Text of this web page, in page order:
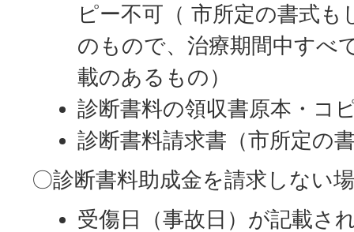
ピー不可（ 市所定の書式も
のもので、治療期間中すべ
載のあるもの）
診断書料の領収書原本・コ
診断書料請求書（市所定の
〇診断書料助成金を請求しない
受傷日（事故日）が記載さ